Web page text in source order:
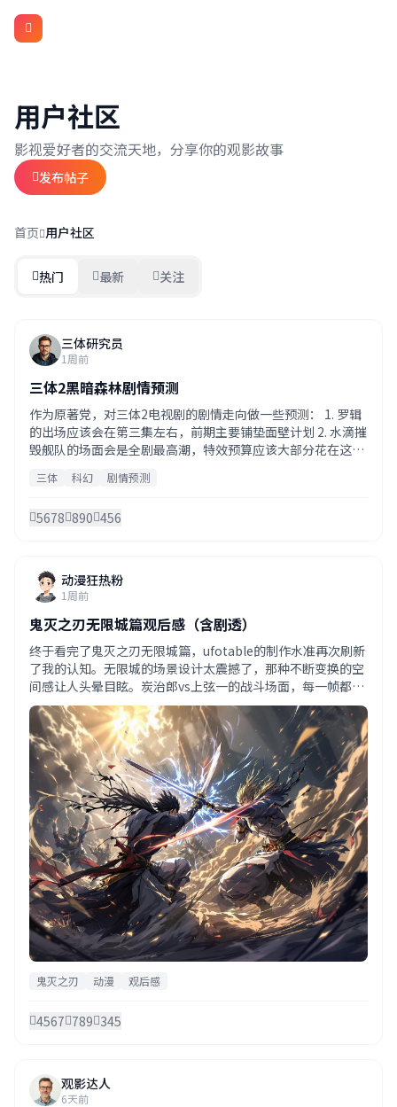
用户社区
影视爱好者的交流天地，分享你的观影故事
发布帖子
首页 用户社区
热门 最新 关注
三体研究员
1周前
三体2黑暗森林剧情预测
作为原著党，对三体2电视剧的剧情走向做一些预测： 1. 罗辑
的出场应该会在第三集左右，前期主要铺垫面壁计划 2. 水滴摧
毁舰队的场面会是全剧最高潮，特效预算应该大部分花在这里
三体人的对峙，期待张鲁一的表演 整体来说，如果忠实原著，
三体 科幻 剧情预测
5678 890 456
动漫狂热粉
1周前
鬼灭之刃无限城篇观后感（含剧透）
终于看完了鬼灭之刃无限城篇，ufotable的制作水准再次刷新
了我的认知。无限城的场景设计太震撼了，那种不断变换的空
间感让人头晕目眩。炭治郎vs上弦一的战斗场面，每一帧都可
以当壁纸。最感人的还是最后兄弟相认的片段，配上梶浦由记
的配乐，全场都在抽泣。
鬼灭之刃 动漫 观后感
4567 789 345
观影达人
6天前